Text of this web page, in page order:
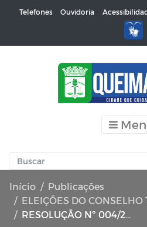
Telefones Ouvidoria
Início
Publicações
ELEIÇÕES DO CONSELHO
RESOLUÇÃO Nº 004/2023